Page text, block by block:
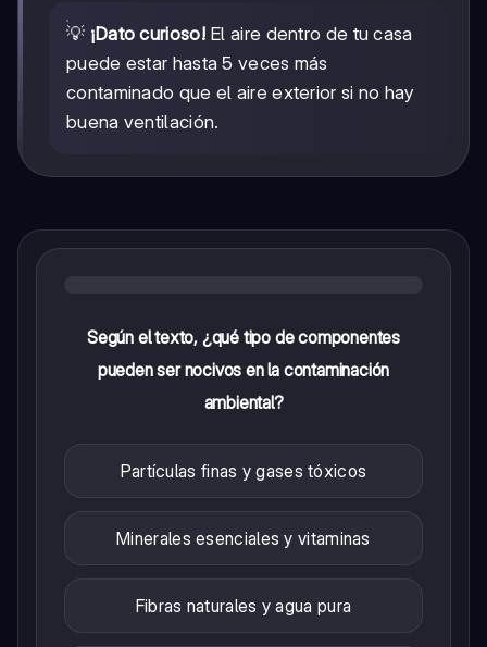
💡 ¡Dato curioso!El aire dentro de tu casa
puede estar hasta 5 veces más
contaminado que el aire exterior si no hay
buena ventilación.
Según el texto, ¿qué tipo de componentes
pueden ser nocivos en la contaminación
ambiental?
Partículas finas y gases tóxicos
Minerales esenciales y vitaminas
Fibras naturales y agua pura